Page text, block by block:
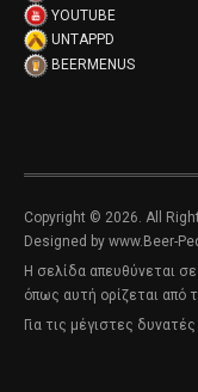
YOUTUBE
UNTAPPD
BEERMENUS
Copyright © 2026. All
Designed by www.Beer-
Η σελίδα απευθύνεται
όπως αυτή ορίζεται από
Για τις μέγιστες